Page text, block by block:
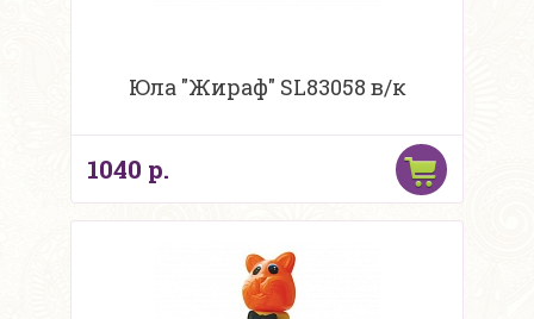
Юла "Жираф" SL83058 в/к
1040 р.